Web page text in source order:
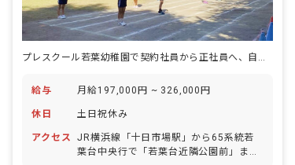
プレスクール若葉幼稚園で契約社員から正社員へ、自分のペースでキャリアアップ
給与 月給197,000円 ~ 326,000円
休日 土日祝休み
アクセス
JR横浜線「十日市場駅」から65系統若
葉台中央行で「若葉台近隣公園前」また